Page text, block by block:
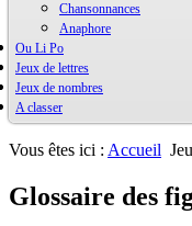
Chansonnances
Anaphore
Ou Li Po
OuLiPo
Base de la Bibliothèque
Oulipiens
G. Perec
Bibliographie
Alphabet
La vie mode
Ecrit par des oulipiens
Jeux de lettres
Jeux de nombres
Ludimath
Base Ludimath
Ludimaths : bibliographie
Carrés magiques
Jouez carré
A classer
Vous êtes ici : Accueil
Glossaire des